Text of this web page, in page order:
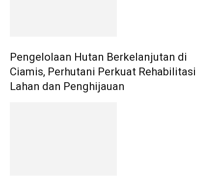
Pengelolaan Hutan Berkelanjutan di
Ciamis, Perhutani Perkuat Rehabilitasi
Lahan dan Penghijauan